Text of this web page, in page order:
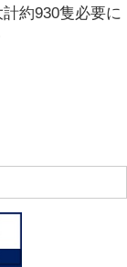
約930隻必要に